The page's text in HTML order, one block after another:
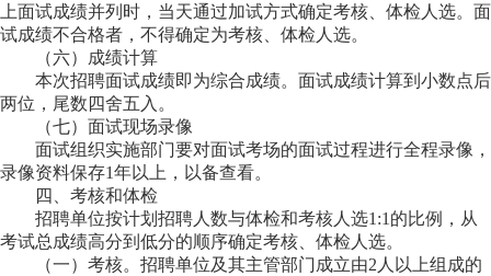
上面试成绩并列时，当天通过加试方式确定考核、体检人选。 面
试成绩不合格者，不得确定为考核、体检人选。
（六）
成绩计算
本次招聘面试成绩即为综合成绩。面试成绩计算到小数点后
两位，尾数四舍五入。
（七） 面试现场录像
面试组织实施部门要对面试考场的面试过程进行全程录像，
录像资料保存1年以上，以备查看。
四
、考核和体检
招聘单位按计划招聘人数与体检和考核人选1:1的比例，从
考试总成绩高分到低分的顺序确定考核、体检人选。
（一）考核。招聘单位及其主管部门成立由2人以上组成的